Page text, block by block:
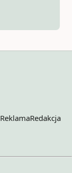
ReklamaRedakcja